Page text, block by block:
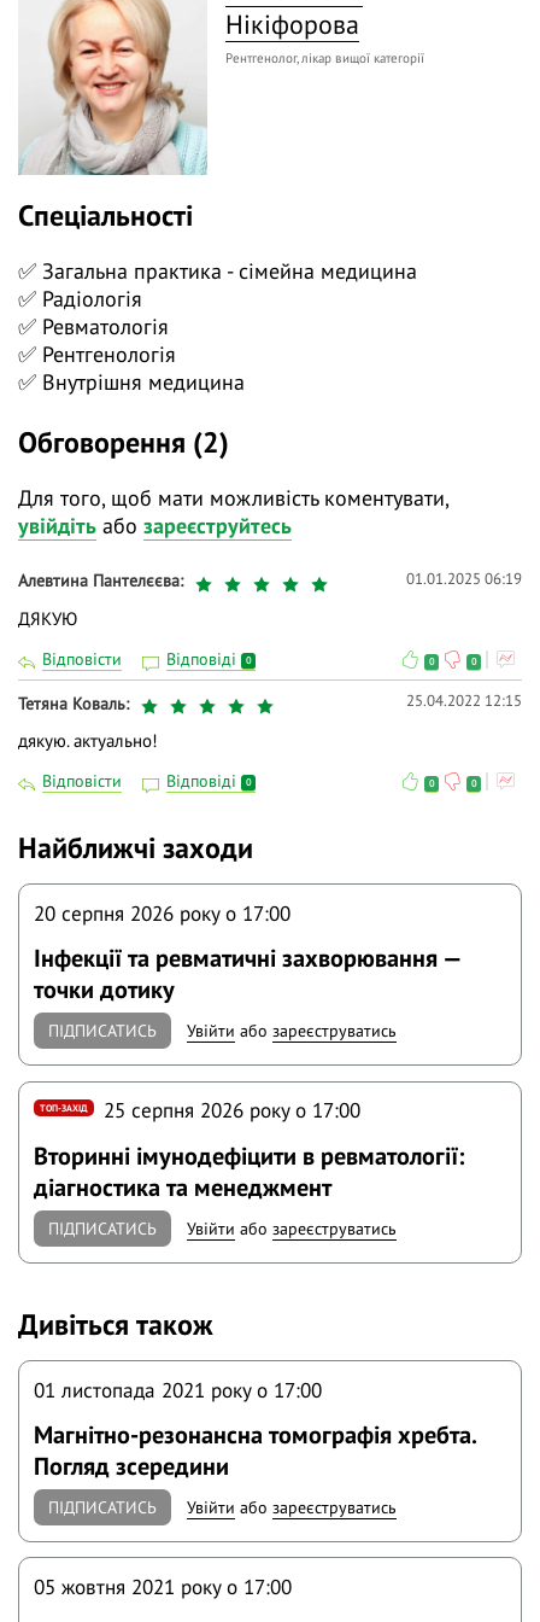
ураження найбільшого суглоба людини, проведемо
диференційний діагноз асептичного некрозу,
синовіту, бурситів, травм, пошкодження та розривів
суглобової губи.
Нікіфорова
Рентгенолог, лікар вищої категорії
Спеціальності
✅ Загальна практика - сімейна медицина
✅ Радіологія
✅ Ревматологія
✅ Рентгенологія
✅ Внутрішня медицина
Обговорення (2)
Для того, щоб мати можливість коментувати,
увійдіть або зареєструйтесь
Алевтина Пантелєєва 01.01.2025 06:19
ДЯКУЮ
Відповісти Відповіді 0 0 0
Тетяна Коваль 25.04.2022 12:15
дякую. актуально!
Відповісти Відповіді 0 0 0
Найближчі заходи
20 серпня 2026 року o 17:00
Інфекції та ревматичні захворювання —
точки дотику
ПІДПИСАТИСЬ Увійти абозареєструватись
ТОП-ЗАХІД 25 серпня 2026 року o 17:00
Вторинні імунодефіцити в ревматології:
діагностика та менеджмент
ПІДПИСАТИСЬ Увійти абозареєструватись
Дивіться також
01 листопада 2021 року o 17:00
Магнітно-резонансна томографія хребта.
Погляд зсередини
ПІДПИСАТИСЬ Увійти абозареєструватись
05 жовтня 2021 року o 17:00